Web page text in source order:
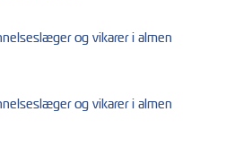
og vikarer i almen
og vikarer i almen